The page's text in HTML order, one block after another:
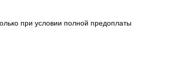
при условии полной предоплаты